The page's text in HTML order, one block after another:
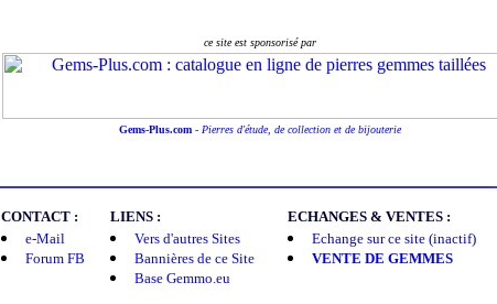
ce site est sponsorisé par
Gems-Plus.com - Pierres d'étude, de collection et de bijouterie
CONTACT : LIENS : ECHANGES & VENTES :
e-Mail
Forum FB
Vers d'autres Sites
Bannières de ce Site
Base Gemmo.eu
Echange sur ce site (inactif)
VENTE DE GEMMES